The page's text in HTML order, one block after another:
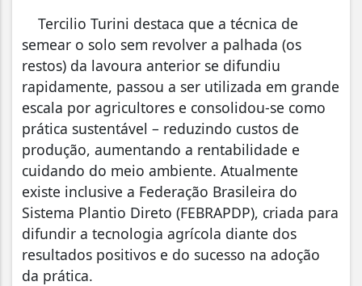
Tercilio Turini destaca que a técnica de
semear o solo sem revolver a palhada (os
restos) da lavoura anterior se difundiu
rapidamente, passou a ser utilizada em grande
escala por agricultores e consolidou-se como
prática sustentável – reduzindo custos de
produção, aumentando a rentabilidade e
cuidando do meio ambiente. Atualmente
existe inclusive a Federação Brasileira do
Sistema Plantio Direto (FEBRAPDP), criada para
difundir a tecnologia agrícola diante dos
resultados positivos e do sucesso na adoção
da prática.